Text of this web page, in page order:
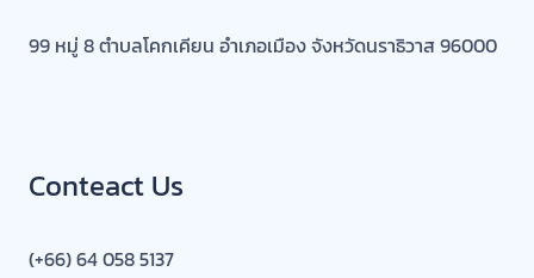
99 หมู่ 8 ตำบลโคกเคียน อำเภอเมือง จังหวัดนราธิวาส 96000
Conteact Us
(+66) 64 058 5137